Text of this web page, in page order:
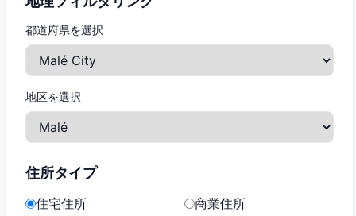
都道府県を選択
地区を選択
住所タイプ
住宅住所
商業住所